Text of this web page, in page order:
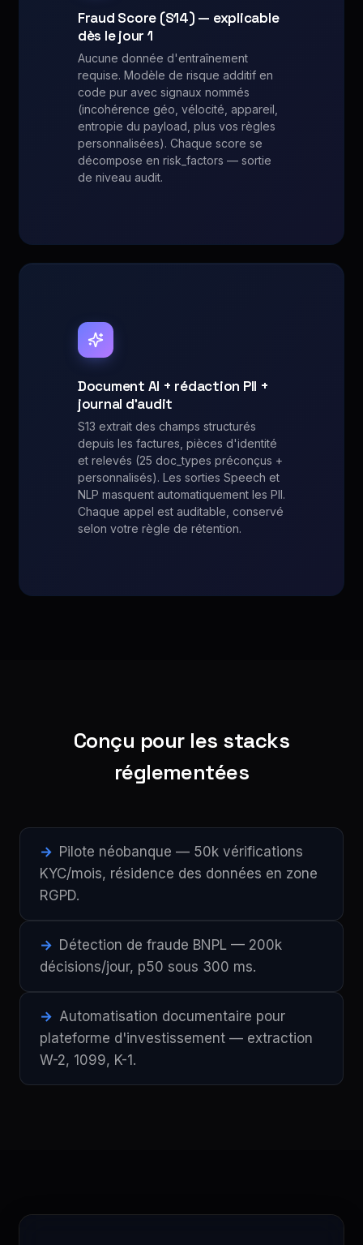
Fraud Score (S14) — explicable
dès le jour 1
Aucune donnée d'entraînement
requise. Modèle de risque additif en
code pur avec signaux nommés
(incohérence géo, vélocité, appareil,
entropie du payload, plus vos règles
personnalisées). Chaque score se
décompose en risk_factors — sortie
de niveau audit.
Document AI + rédaction PII +
journal d'audit
S13 extrait des champs structurés
depuis les factures, pièces d'identité
et relevés (25 doc_types préconçus +
personnalisés). Les sorties Speech et
NLP masquent automatiquement les PII.
Chaque appel est auditable, conservé
selon votre règle de rétention.
Conçu pour les stacks
réglementées
Pilote néobanque — 50k vérifications
KYC/mois, résidence des données en zone
RGPD.
Détection de fraude BNPL — 200k
décisions/jour, p50 sous 300 ms.
Automatisation documentaire pour
plateforme d'investissement — extraction
W-2, 1099, K-1.